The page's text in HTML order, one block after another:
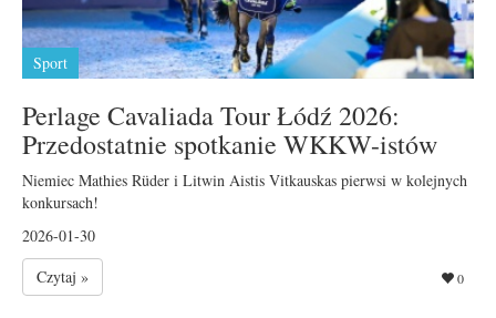
Sport
Perlage Cavaliada Tour Łódź 2026:
Przedostatnie spotkanie WKKW-istów
Niemiec Mathies Rüder i Litwin Aistis Vitkauskas pierwsi w kolejnych
konkursach!
2026-01-30
Czytaj »
0